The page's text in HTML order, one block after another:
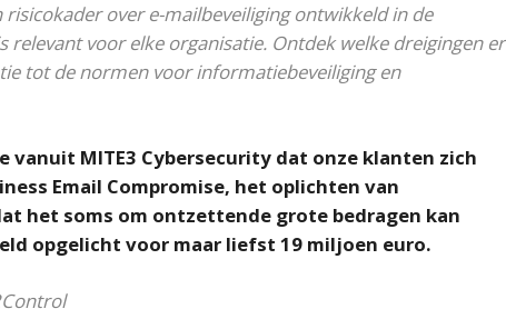
over e-mailbeveiliging ontwikkeld in de
voor elke organisatie. Ontdek welke dreigingen er
tot de normen voor informatiebeveiliging en
vanuit MITE3 Cybersecurity dat onze klanten zich
Email Compromise, het oplichten van
het soms om ontzettende grote bedragen kan
opgelicht voor maar liefst 19 miljoen euro.